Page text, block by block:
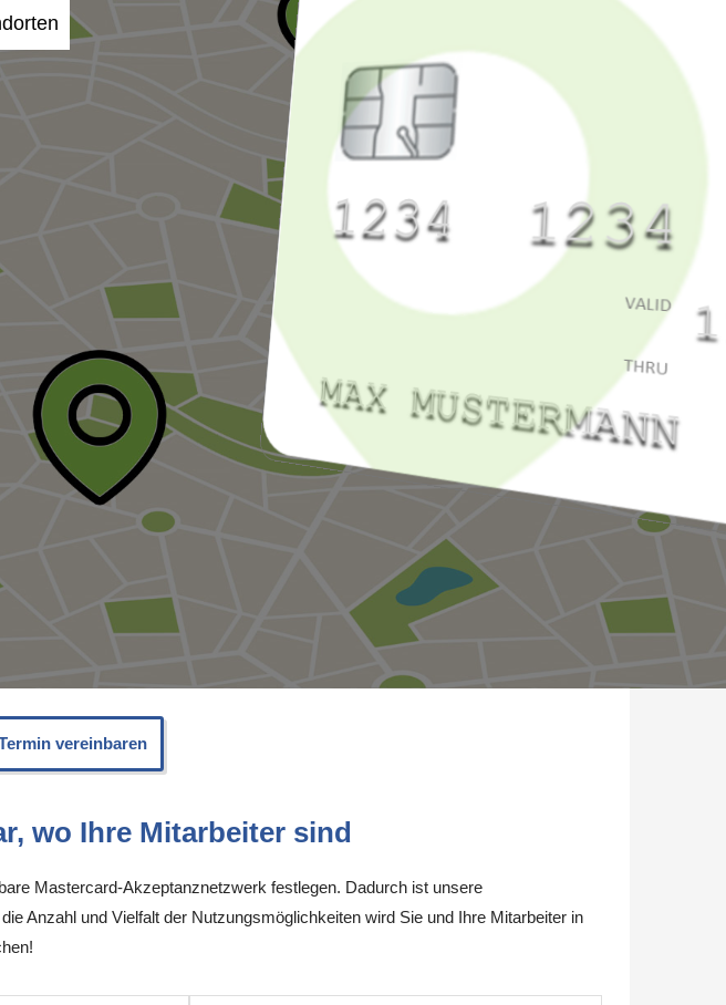
vereinbaren
wo Ihre Mitarbeiter sind
Mastercard-Akzeptanznetzwerk festlegen. Dadurch ist unsere
Anzahl und Vielfalt der Nutzungsmöglichkeiten wird Sie und Ihre Mitarbeiter in